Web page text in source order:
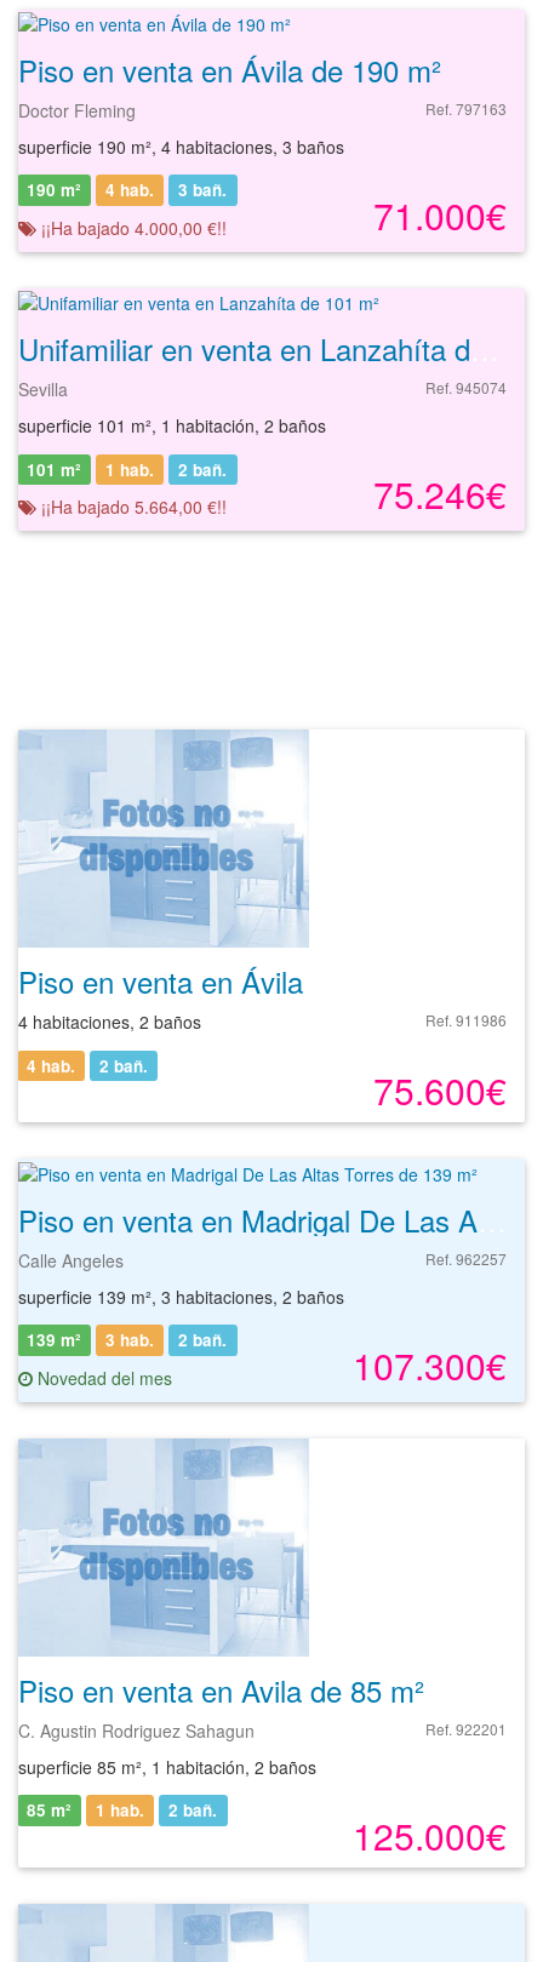
Piso en venta en Ávila de 190 m²
Doctor Fleming Ref. 797163
superficie 190 m², 4 habitaciones, 3 baños
71.000€
190 m² 4 hab. 3 bañ.
¡¡Ha bajado 4.000,00 €!!
Sevilla Ref. 945074
superficie 101 m², 1 habitación, 2 baños
75.246€
101 m² 1 hab. 2 bañ.
¡¡Ha bajado 5.664,00 €!!
Piso en venta en Ávila
Ref. 911986
4 habitaciones, 2 baños
75.600€
4 hab. 2 bañ.
Calle Angeles Ref. 962257
superficie 139 m², 3 habitaciones, 2 baños
107.300€
139 m² 3 hab. 2 bañ.
Novedad del mes
Piso en venta en Avila de 85 m²
C. Agustin Rodriguez Sahagun Ref. 922201
superficie 85 m², 1 habitación, 2 baños
125.000€
85 m² 1 hab. 2 bañ.